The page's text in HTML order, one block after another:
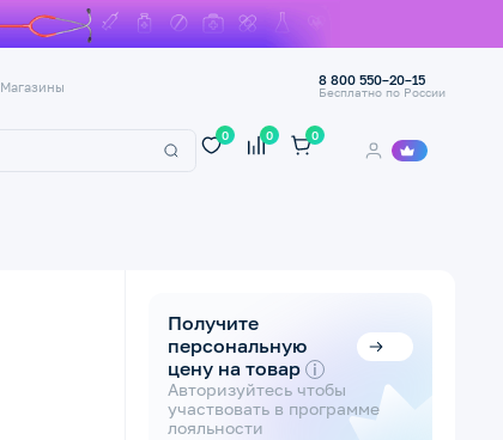
Магазины 8 800 550–20–15
Бесплатно по России
0 0 0
Получите
персональную
цену на товар i
Авторизуйтесь чтобы
участвовать в программе
лояльности